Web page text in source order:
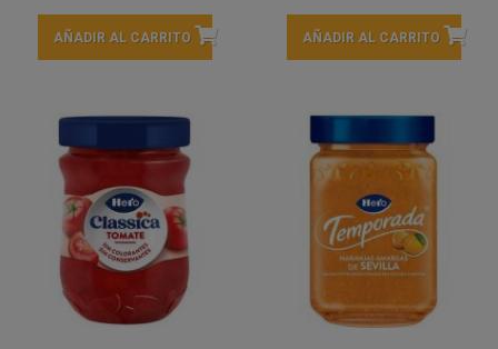
AÑADIR AL CARRITO AÑADIR AL CARRITO